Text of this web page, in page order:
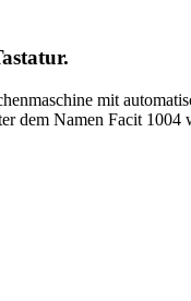
mit
dem Namen Facit